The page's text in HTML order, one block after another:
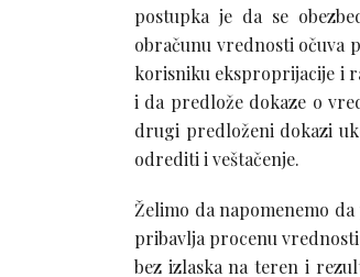
postupka je da se
obračunu vrednosti očuva
korisniku eksproprijacije i
i da predlože dokaze o
drugi predloženi dokazi
odrediti i veštačenje.
Želimo da napomenemo
pribavlja procenu
bez izlaska na teren i